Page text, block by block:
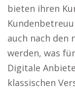
bieten ihren
auch nach den
werden, was
Digitale
klassischen